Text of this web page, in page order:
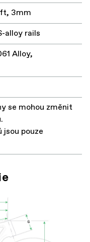
3mm
alloy rails
Alloy,
se mohou změnit
jsou pouze